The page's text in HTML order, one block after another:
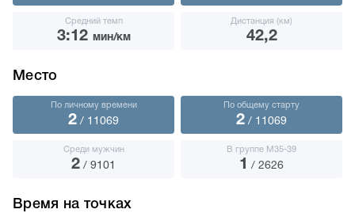
Средний темп
3:12 мин/км
Дистанция (км)
42,2
Место
По личному времени
2 / 11069
По общему старту
2 / 11069
Среди мужчин
2 / 9101
В группе М35-39
1 / 2626
Время на точках